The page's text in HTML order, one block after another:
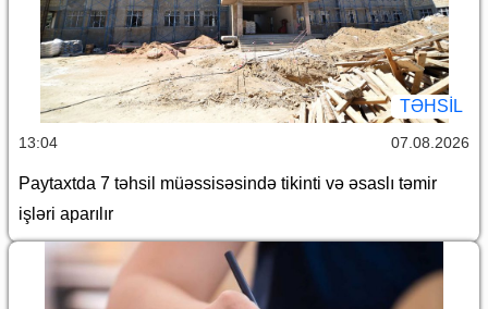
TƏHSIL
13:04 07.08.2026
Paytaxtda 7 təhsil müəssisəsində tikinti və əsaslı təmir
işləri aparılır